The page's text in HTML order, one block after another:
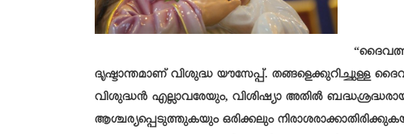
ദൃഷ്ടാന്തമാണ് വിശുദ്ധ യൗസേപ്പ്. തങ്ങളെക്കുറിച്ചുള്ള
വിശുദ്ധൻ എല്ലാവരേയും, വിശിഷ്യാ അതിൽ
ആശ്ചര്യപ്പെടുത്തുകയും ഒരിക്കലും